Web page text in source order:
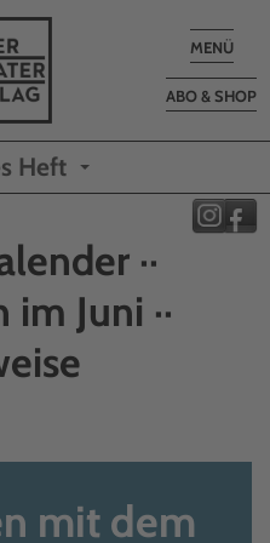
Toggle
MENÜ
ABO & SHOP
Heft
··
Juni ··
mit dem